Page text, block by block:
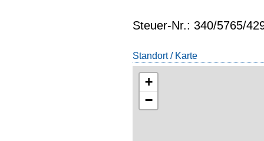
Steuer-Nr.: 340/5765/
Standort / Karte
+
−